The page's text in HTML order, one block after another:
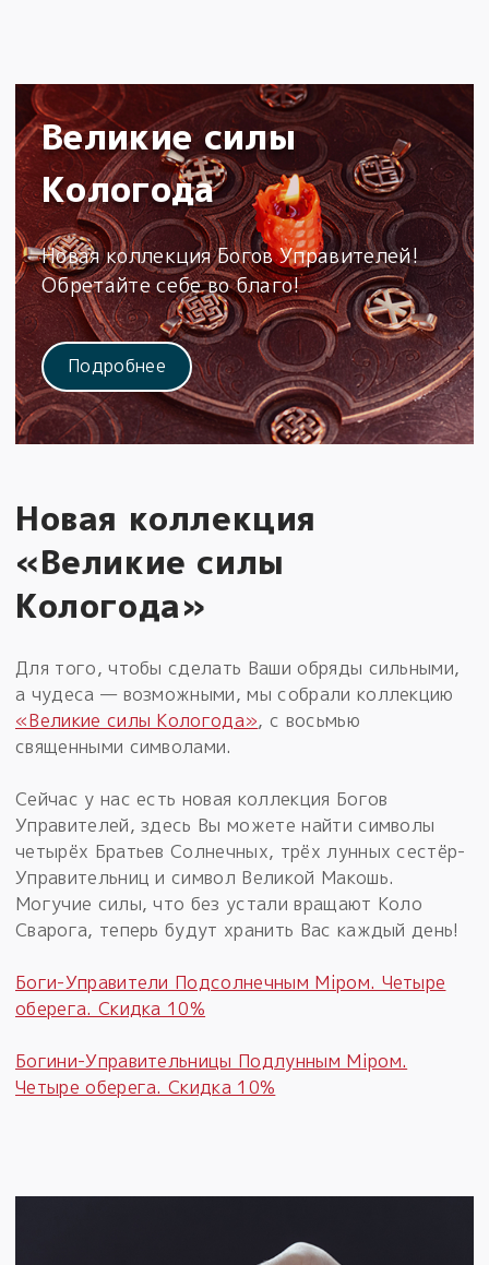
Великие силы
Кологода
Новая коллекция Богов Управителей!
Обретайте себе во благо!
Подробнее
Новая коллекция
«Великие силы
Кологода»
Для того, чтобы сделать Ваши обряды сильными,
а чудеса — возможными, мы собрали коллекцию
«Великие силы Кологода», с восьмью
священными символами.
Сейчас у нас есть новая коллекция Богов
Управителей, здесь Вы можете найти символы
четырёх Братьев Солнечных, трёх лунных сестёр-
Управительниц и символ Великой Макошь.
Могучие силы, что без устали вращают Коло
Сварога, теперь будут хранить Вас каждый день!
Боги-Управители Подсолнечным Мiром. Четыре
оберега. Скидка 10%
Богини-Управительницы Подлунным Мiром.
Четыре оберега. Скидка 10%